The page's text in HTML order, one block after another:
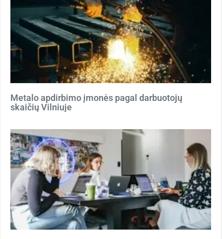
Metalo apdirbimo įmonės pagal darbuotojų
skaičių Vilniuje